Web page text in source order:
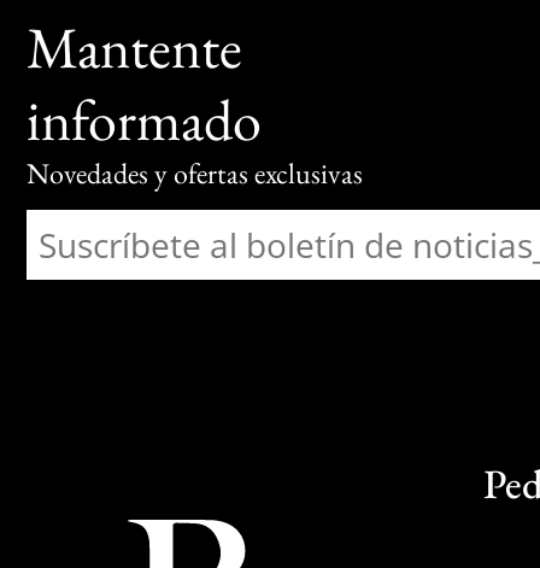
Mantente
informado
Novedades y ofertas exclusivas